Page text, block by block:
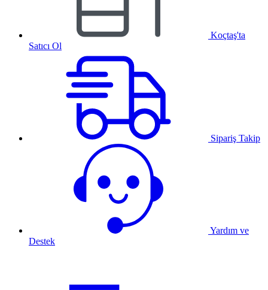
Koçtaş'ta
Satıcı Ol
Sipariş Takip
Yardım ve
Destek